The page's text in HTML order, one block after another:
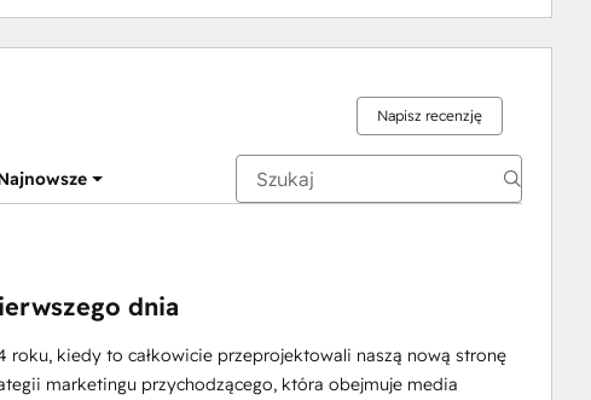
Napisz recenzję
dnia
roku, kiedy to całkowicie przeprojektowali naszą nową stronę
marketingu przychodzącego, która obejmuje media